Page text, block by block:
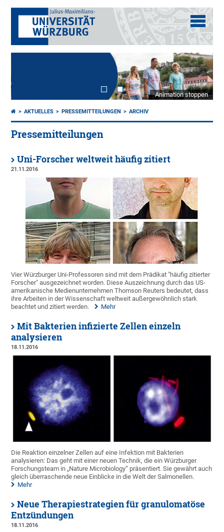
Animation stoppen
AKTUELLES PRESSEMITTEILUNGEN ARCHIV
Pressemitteilungen
Uni-Forscher weltweit häufig zitiert
21.11.2016
Vier Würzburger Uni-Professoren sind mit dem Prädikat "häufig zitierter
Forscher" ausgezeichnet worden. Diese Auszeichnung durch das US-
amerikanische Medienunternehmen Thomson Reuters bedeutet, dass
ihre Arbeiten in der Wissenschaft weltweit außergewöhnlich stark
beachtet und zitiert werden.
Mehr
Mit Bakterien infizierte Zellen einzeln
analysieren
18.11.2016
Die Reaktion einzelner Zellen auf eine Infektion mit Bakterien
analysieren: Das geht mit einer neuen Technik, die ein Würzburger
Forschungsteam in „Nature Microbiology“ präsentiert. Sie gewährt auch
gleich überraschende neue Einblicke in die Welt der Salmonellen.
Mehr
Neue Therapiestrategien für granulomatöse
Entzündungen
18.11.2016